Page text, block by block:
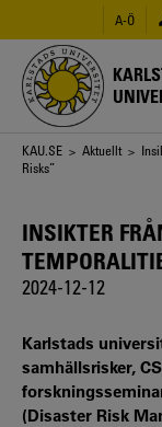
huvudinnehåll
A-Ö
Länkstig
KAU.SE > Aktuellt >
Risks”
INSIKTER
2024-12-12
Karlstads
samhällsrisker,
(Disaster Risk